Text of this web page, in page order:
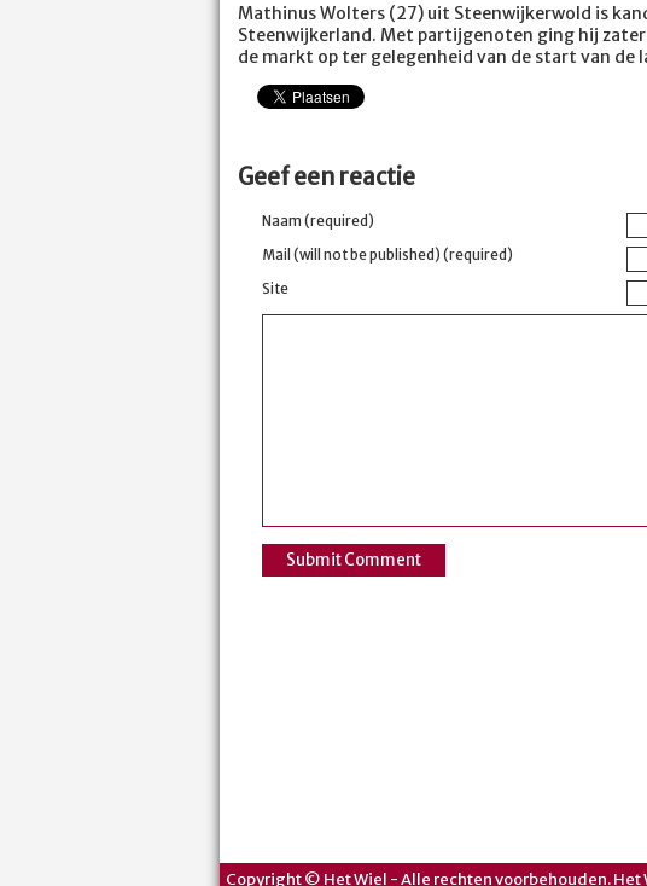
Mathinus Wolters (27) uit Steenwijkerwold is
Steenwijkerland. Met partijgenoten ging hij
de markt op ter gelegenheid van de start van de
Geef een reactie
Naam (required)
Mail (will not be published) (required)
Site
Copyright © Het Wiel - Alle rechten voorbehouden. Het